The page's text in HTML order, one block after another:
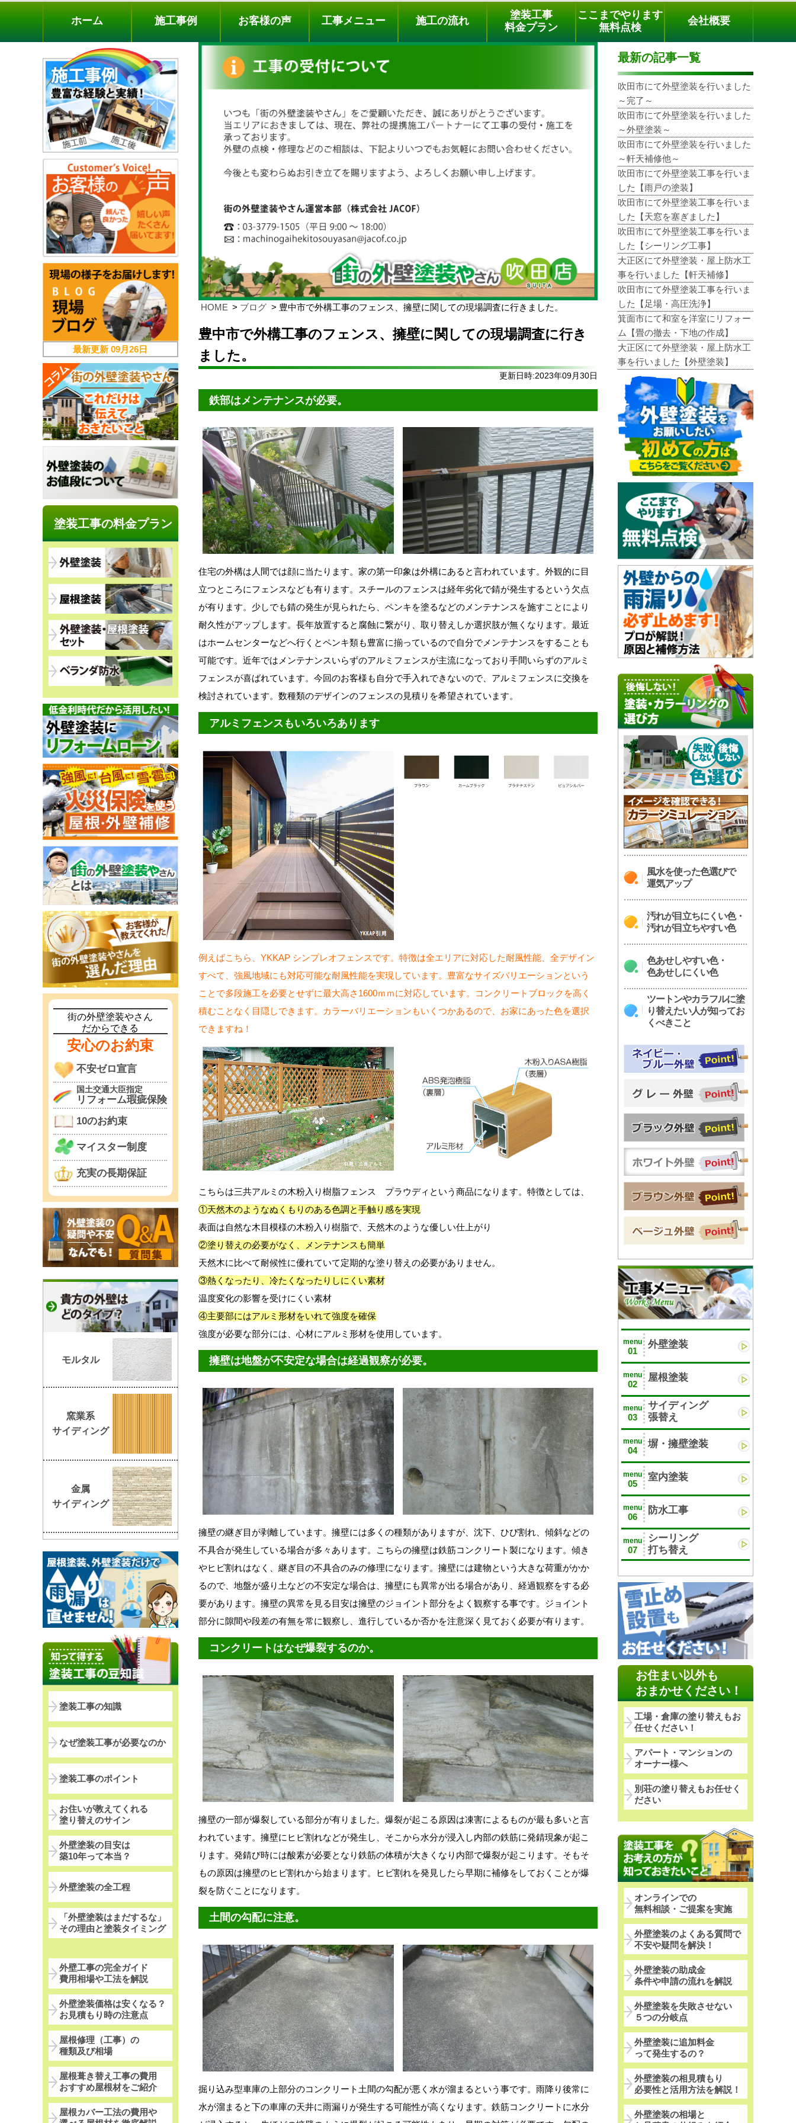
料金プラン 無料点検
電話でのご相談
[9時～18時まで受付中]
phone
ホーム 施工事例 お客様の声 工事メニュー 施工の流れ
塗装工事
料金プラン
ここまでやります
無料点検
会社概要
HOME ブログ 豊中市で外構工事のフェンス、擁壁に関しての現場調査に行きました。
豊中市で外構工事のフェンス、擁壁に関しての現場調査に行き
ました。
更新日時:2023年09月30日
鉄部はメンテナンスが必要。
住宅の外構は人間では顔に当たります。家の第一印象は外構にあると言われています。外観的に目
立つところにフェンスなども有ります。スチールのフェンスは経年劣化で錆が発生するという欠点
が有ります。少しでも錆の発生が見られたら、ペンキを塗るなどのメンテナンスを施すことにより
耐久性がアップします。長年放置すると腐蝕に繋がり、取り替えしか選択肢が無くなります。最近
はホームセンターなどへ行くとペンキ類も豊富に揃っているので自分でメンテナンスをすることも
可能です。近年ではメンテナンスいらずのアルミフェンスが主流になっており手間いらずのアルミ
フェンスが喜ばれています。今回のお客様も自分で手入れできないので、アルミフェンスに交換を
検討されています。数種類のデザインのフェンスの見積りを希望されています。
アルミフェンスもいろいろあります
例えばこちら、YKKAP シンプレオフェンスです。特徴は全エリアに対応した耐風性能、全デザイン
すべて、強風地域にも対応可能な耐風性能を実現しています。豊富なサイズバリエーションという
ことで多段施工を必要とせずに最大高さ1600ｍｍに対応しています。コンクリートブロックを高く
積むことなく目隠しできます。カラーバリエーションもいくつかあるので、お家にあった色を選択
できますね！
こちらは三共アルミの木粉入り樹脂フェンス プラウディという商品になります。特徴としては、
①天然木のようなぬくもりのある色調と手触り感を実現
表面は自然な木目模様の木粉入り樹脂で、天然木のような優しい仕上がり
②塗り替えの必要がなく、メンテナンスも簡単
天然木に比べて耐候性に優れていて定期的な塗り替えの必要がありません。
③熱くなったり、冷たくなったりしにくい素材
温度変化の影響を受けにくい素材
④主要部にはアルミ形材をいれて強度を確保
強度が必要な部分には、心材にアルミ形材を使用しています。
擁壁は地盤が不安定な場合は経過観察が必要。
擁壁の継ぎ目が剥離しています。擁壁には多くの種類がありますが、沈下、ひび割れ、傾斜などの
不具合が発生している場合が多々あります。こちらの擁壁は鉄筋コンクリート製になります。傾き
やヒビ割れはなく、継ぎ目の不具合のみの修理になります。擁壁には建物という大きな荷重がかか
るので、地盤が盛り土などの不安定な場合は、擁壁にも異常が出る場合があり、経過観察をする必
要があります。擁壁の異常を見る目安は擁壁のジョイント部分をよく観察する事です。ジョイント
部分に隙間や段差の有無を常に観察し、進行しているか否かを注意深く見ておく必要が有ります。
コンクリートはなぜ爆裂するのか。
擁壁の一部が爆裂している部分が有りました。爆裂が起こる原因は凍害によるものが最も多いと言
われています。擁壁にヒビ割れなどが発生し、そこから水分が浸入し内部の鉄筋に発錆現象が起こ
ります。発錆び時には酸素が必要となり鉄筋の体積が大きくなり内部で爆裂が起こります。そもそ
もの原因は擁壁のヒビ割れから始まります。ヒビ割れを発見したら早期に補修をしておくことが爆
裂を防ぐことになります。
土間の勾配に注意。
掘り込み型車庫の上部分のコンクリート土間の勾配が悪く水が溜まるという事です。雨降り後常に
水が溜まると下の車庫の天井に雨漏りが発生する可能性が高くなります。鉄筋コンクリートに水分
最新の記事一覧
吹田市にて外壁塗装を行いました
～完了～
吹田市にて外壁塗装を行いました
～外壁塗装～
吹田市にて外壁塗装を行いました
～軒天補修他～
吹田市にて外壁塗装工事を行いま
した【雨戸の塗装】
吹田市にて外壁塗装工事を行いま
した【天窓を塞ぎました】
吹田市にて外壁塗装工事を行いま
した【シーリング工事】
大正区にて外壁塗装・屋上防水工
事を行いました【軒天補修】
吹田市にて外壁塗装工事を行いま
した【足場・高圧洗浄】
箕面市にて和室を洋室にリフォー
ム【畳の撤去・下地の作成】
大正区にて外壁塗装・屋上防水工
事を行いました【外壁塗装】
風水を使った色選びで
運気アップ
汚れが目立ちにくい色・
汚れが目立ちやすい色
色あせしやすい色・
色あせしにくい色
ツートンやカラフルに塗
り替えたい人が知ってお
くべきこと
menu
01
外壁塗装
menu
02
屋根塗装
menu
03
サイディング
張替え
menu
04
塀・擁壁塗装
menu
05
室内塗装
menu
06
防水工事
menu
07
シーリング
打ち替え
お住まい以外も
おまかせください！
工場・倉庫の塗り替えもお
任せください！
アパート・マンションの
オーナー様へ
別荘の塗り替えもお任せく
ださい
オンラインでの
無料相談・ご提案を実施
外壁塗装のよくある質問で
不安や疑問を解決！
外壁塗装の助成金
条件や申請の流れを解説
外壁塗装を失敗させない
５つの分岐点
外壁塗装に追加料金
って発生するの？
外壁塗装の相見積もり
必要性と活用方法を解説！
外壁塗装の相場と
最新更新09月26日
塗装工事の料金プラン
街の外壁塗装やさん
だからできる
安心のお約束
不安ゼロ宣言
国土交通大臣指定
リフォーム瑕疵保険
10のお約束
マイスター制度
充実の長期保証
モルタル
窯業系
サイディング
金属
サイディング
塗装工事の知識
なぜ塗装工事が必要なのか
塗装工事のポイント
お住いが教えてくれる
塗り替えのサイン
外壁塗装の目安は
築10年って本当？
外壁塗装の全工程
「外壁塗装はまだするな」
その理由と塗装タイミング
外壁工事の完全ガイド
費用相場や工法を解説
外壁塗装価格は安くなる？
お見積もり時の注意点
屋根修理（工事）の
種類及び相場
屋根葺き替え工事の費用
おすすめ屋根材をご紹介
屋根カバー工法の費用や